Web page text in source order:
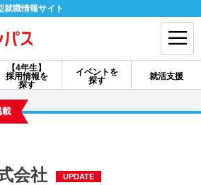
就職情報サイト
【4年生】
採用情報を
探す
イベントを
探す
就活支援
ログイン
載
会社 UPDATE